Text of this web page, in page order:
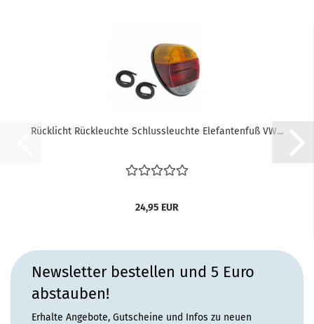
Rücklicht Rückleuchte Schlussleuchte Elefantenfuß VW...
24,95 EUR
Newsletter bestellen und 5 Euro
abstauben!
Erhalte Angebote, Gutscheine und Infos zu neuen